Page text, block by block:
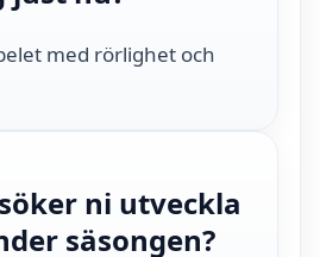
med rörlighet och
ni utveckla
säsongen?